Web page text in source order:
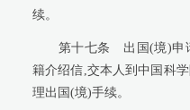
续。
第十七条
出国(境)申
籍介绍信,交本人到中国科
理出国(境)手续。